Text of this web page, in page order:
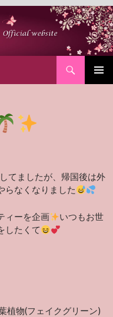
てましたが、帰国後は外
らなくなりました
ィーを企画
いつもお世
したくて
植物(フェイクグリーン)